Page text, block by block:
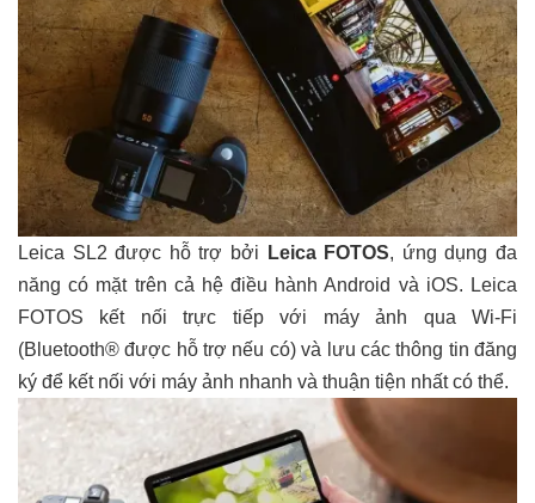
Leica SL2 được hỗ trợ bởi Leica FOTOS, ứng dụng đa
năng có mặt trên cả hệ điều hành Android và iOS. Leica
FOTOS kết nối trực tiếp với máy ảnh qua Wi-Fi
(Bluetooth® được hỗ trợ nếu có) và lưu các thông tin đăng
ký để kết nối với máy ảnh nhanh và thuận tiện nhất có thể.